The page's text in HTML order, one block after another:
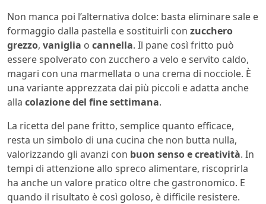
Non manca poi l’alternativa dolce: basta eliminare sale e
formaggio dalla pastella e sostituirli con zucchero
grezzo, vaniglia o cannella. Il pane così fritto può
essere spolverato con zucchero a velo e servito caldo,
magari con una marmellata o una crema di nocciole. È
una variante apprezzata dai più piccoli e adatta anche
alla colazione del fine settimana.
La ricetta del pane fritto, semplice quanto efficace,
resta un simbolo di una cucina che non butta nulla,
valorizzando gli avanzi con buon senso e creatività. In
tempi di attenzione allo spreco alimentare, riscoprirla
ha anche un valore pratico oltre che gastronomico. E
quando il risultato è così goloso, è difficile resistere.